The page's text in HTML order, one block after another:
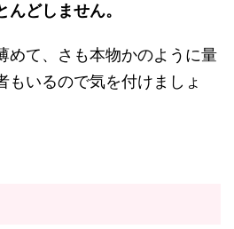
んどしません。
めて、さも本物かのように量
もいるので気を付けましょ